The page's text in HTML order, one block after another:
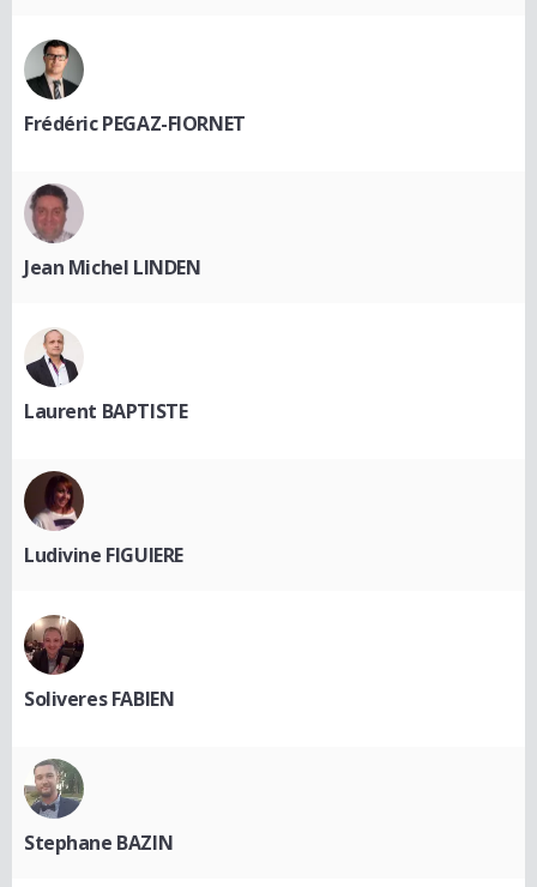
Frédéric PEGAZ-FIORNET
Jean Michel LINDEN
Laurent BAPTISTE
Ludivine FIGUIERE
Soliveres FABIEN
Stephane BAZIN